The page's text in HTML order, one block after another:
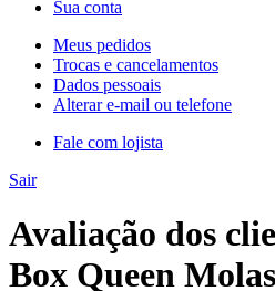
Sua conta
Meus pedidos
Trocas e cancelamentos
Dados pessoais
Alterar e-mail ou telefone
Fale com lojista
Sair
Avaliação dos
Box Queen